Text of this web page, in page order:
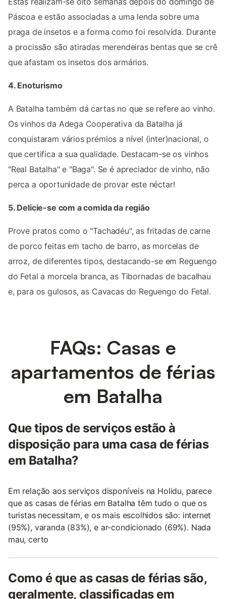
Páscoa e estão associadas a uma lenda sobre uma
praga de insetos e a forma como foi resolvida. Durante
a procissão são atiradas merendeiras bentas que se crê
que afastam os insetos dos armários.
4. Enoturismo
A Batalha também dá cartas no que se refere ao vinho.
Os vinhos da Adega Cooperativa da Batalha já
conquistaram vários prémios a nível (inter)nacional, o
que certifica a sua qualidade. Destacam-se os vinhos
"Real Batalha" e "Baga". Se é apreciador de vinho, não
perca a oportunidade de provar este néctar!
5. Delicie-se com a comida da região
Prove pratos como o "Tachadéu", as fritadas de carne
de porco feitas em tacho de barro, as morcelas de
arroz, de diferentes tipos, destacando-se em Reguengo
do Fetal a morcela branca, as Tibornadas de bacalhau
e, para os gulosos, as Cavacas do Reguengo do Fetal.
FAQs: Casas e
apartamentos de férias
em Batalha
Que tipos de serviços estão à
disposição para uma casa de férias
em Batalha?
Em relação aos serviços disponíveis na Holidu, parece
que as casas de férias em Batalha têm tudo o que os
turistas necessitam, e os mais escolhidos são: internet
(95%), varanda (83%), e ar-condicionado (69%). Nada
mau, certo
Como é que as casas de férias são,
geralmente, classificadas em